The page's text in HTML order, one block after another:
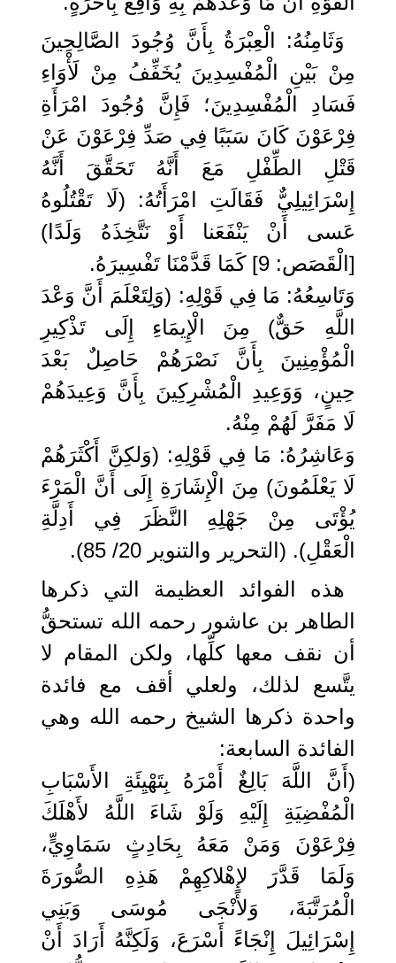
وَثَامِنُهُ: الْعِبْرَةُ بِأَنَّ وُجُودَ الصَّالِحِينَ
مِنْ بَيْنِ الْمُفْسِدِينَ يُخَفِّفُ مِنْ لَأْوَاءِ
فَسَادِ الْمُفْسِدِينَ؛ فَإِنَّ وُجُودَ امْرَأَةِ
فِرْعَوْنَ كَانَ سَبَبًا فِي صَدِّ فِرْعَوْنَ عَنْ
قَتْلِ الطِّفْلِ مَعَ أَنَّهُ تَحَقَّقَ أَنَّهُ
إِسْرَائِيلِيٌّ فَقَالَتِ امْرَأَتُهُ: (لَا تَقْتُلُوهُ
عَسى أَنْ يَنْفَعَنا أَوْ نَتَّخِذَهُ وَلَدًا)
[الْقَصَص: 9] كَمَا قَدَّمْنَا تَفْسِيرَهُ.
وَتَاسِعُهُ: مَا فِي قَوْلِهِ: (وَلِتَعْلَمَ أَنَّ وَعْدَ
اللَّهِ حَقٌّ) مِنَ الْإِيمَاءِ إِلَى تَذْكِيرِ
الْمُؤْمِنِينَ بِأَنَّ نَصْرَهُمْ حَاصِلٌ بَعْدَ
حِينٍ، وَوَعِيدِ الْمُشْرِكِينَ بِأَنَّ وَعِيدَهُمْ
لَا مَفَرَّ لَهُمْ مِنْهُ.
وَعَاشِرُهُ: مَا فِي قَوْلِهِ: (وَلكِنَّ أَكْثَرَهُمْ
لَا يَعْلَمُونَ) مِنَ الْإِشَارَةِ إِلَى أَنَّ الْمَرْءَ
يُؤْتَى مِنْ جَهْلِهِ النَّظَرَ فِي أَدِلَّةِ
الْعَقْلِ). (التحرير والتنوير 20/ 85).
هذه الفوائد العظيمة التي ذكرها
الطاهر بن عاشور رحمه الله تستحقُّ
أن نقف معها كلِّها، ولكن المقام لا
يتَّسع لذلك، ولعلي أقف مع فائدة
واحدة ذكرها الشيخ رحمه الله وهي
الفائدة السابعة:
(أَنَّ اللَّهَ بَالِغٌ أَمْرَهُ بِتَهْيِئَةِ الأَسْبَابِ
الْمُفْضِيَةِ إِلَيْهِ وَلَوْ شَاءَ اللَّهُ لأَهْلَكَ
فِرْعَوْنَ وَمَنْ مَعَهُ بِحَادِثٍ سَمَاوِيٍّ،
وَلَمَا قَدَّرَ لإِهْلاكِهِمْ هَذِهِ الصُّورَةَ
الْمُرَتَّبَةَ، وَلأَنْجَى مُوسَى وَبَنِي
إِسْرَائِيلَ إِنْجَاءً أَسْرَعَ، وَلَكِنَّهُ أَرَادَ أَنْ